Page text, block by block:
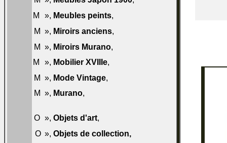
M », Meubles peints,
M », Miroirs anciens,
M », Miroirs Murano,
M », Mobilier XVIIIe,
M », Mode Vintage,
M », Murano,
O », Objets d'art,
O », Objets de collection,